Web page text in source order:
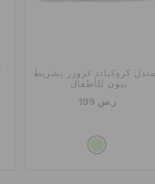
كروكباند كروزر بشريط
نيون للأطفال
ر.س 199